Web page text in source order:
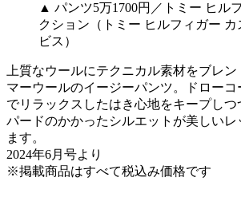
▲ パンツ5万1700円／トミー ヒル
クション（トミー ヒルフィガー カ
ビス）
上質なウールにテクニカル素材をブレ
マーウールのイージーパンツ。ドローコ
でリラックスしたはき心地をキープし
パードのかかったシルエットが美しいレ
ます。
2024年6月号より
※掲載商品はすべて税込み価格です